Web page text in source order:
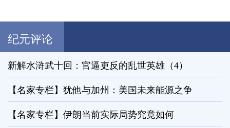
纪元评论
新解水浒武十回：官逼吏反的乱世英雄（4）
【名家专栏】犹他与加州：美国未来能源之争
【名家专栏】伊朗当前实际局势究竟如何